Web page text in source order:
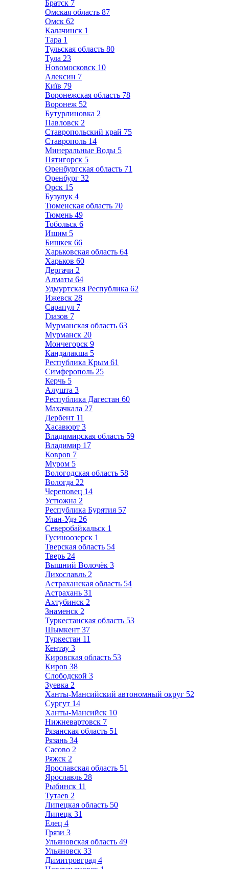
Братск 7
Омская область 87
Омск 62
Калачинск 1
Тара 1
Тульская область 80
Тула 23
Новомосковск 10
Алексин 7
Київ 79
Воронежская область 78
Воронеж 52
Бутурлиновка 2
Павловск 2
Ставропольский край 75
Ставрополь 14
Минеральные Воды 5
Пятигорск 5
Оренбургская область 71
Оренбург 32
Орск 15
Бузулук 4
Тюменская область 70
Тюмень 49
Тобольск 6
Ишим 5
Бишкек 66
Харьковская область 64
Харьков 60
Дергачи 2
Алматы 64
Удмуртская Республика 62
Ижевск 28
Сарапул 7
Глазов 7
Мурманская область 63
Мурманск 20
Мончегорск 9
Кандалакша 5
Республика Крым 61
Симферополь 25
Керчь 5
Алушта 3
Республика Дагестан 60
Махачкала 27
Дербент 11
Хасавюрт 3
Владимирская область 59
Владимир 17
Ковров 7
Муром 5
Вологодская область 58
Вологда 22
Череповец 14
Устюжна 2
Республика Бурятия 57
Улан-Удэ 26
Северобайкальск 1
Гусиноозерск 1
Тверская область 54
Тверь 24
Вышний Волочёк 3
Лихославль 2
Астраханская область 54
Астрахань 31
Ахтубинск 2
Знаменск 2
Туркестанская область 53
Шымкент 37
Туркестан 11
Кентау 3
Кировская область 53
Киров 38
Слободской 3
Зуевка 2
Ханты-Мансийский автономный округ 52
Сургут 14
Ханты-Мансийск 10
Нижневартовск 7
Рязанская область 51
Рязань 34
Сасово 2
Ряжск 2
Ярославская область 51
Ярославль 28
Рыбинск 11
Тутаев 2
Липецкая область 50
Липецк 31
Елец 4
Грязи 3
Ульяновская область 49
Ульяновск 33
Димитровград 4